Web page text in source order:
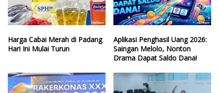
Harga Cabai Merah di Padang
Hari Ini Mulai Turun
Aplikasi Penghasil Uang 2026:
Saingan Melolo, Nonton
Drama Dapat Saldo Dana!